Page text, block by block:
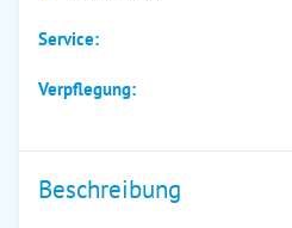
Service:
Verpflegung:
Beschreibung